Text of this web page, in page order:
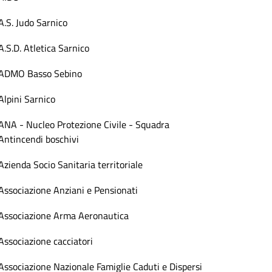
Judo Sarnico
Atletica Sarnico
Basso Sebino
Sarnico
- Nucleo Protezione Civile - Squadra
boschivi
Socio Sanitaria territoriale
Anziani e Pensionati
Arma Aeronautica
cacciatori
Nazionale Famiglie Caduti e Dispersi